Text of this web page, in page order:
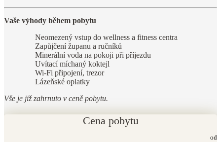
Vaše výhody během pobytu
Neomezený vstup do wellness a fitness centra
Zapůjčení županu a ručníků
Minerální voda na pokoji při příjezdu
Uvítací míchaný koktejl
Wi-Fi připojení, trezor
Lázeňské oplatky
Vše je již zahrnuto v ceně pobytu.
Cena pobytu
od